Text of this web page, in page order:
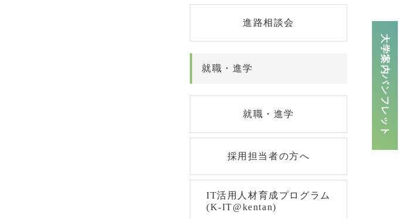
進路相談会
就職・進学
就職・進学
採用担当者の方へ
IT活用人材育成プログラム
(K-IT@kentan)
大学案内パンフレット